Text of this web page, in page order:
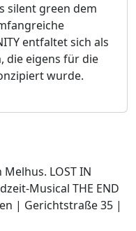
silent green dem
entfaltet sich als
die eigens für die
wurde.
LOST IN
Musical THE END
| Gerichtstraße 35 |